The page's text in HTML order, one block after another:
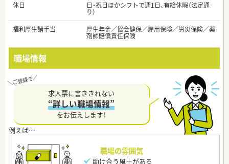
休日
日・祝日ほかシフトで週1日、有給休暇（法定通
り）
福利厚生諸手当
厚生年金／協会健保／雇用保険／労災保険／薬
剤師賠償責任保険
職場情報
求人票に書ききれない
“詳しい職場情報”
をお伝えします！
職場の雰囲気
助け合う風土がある